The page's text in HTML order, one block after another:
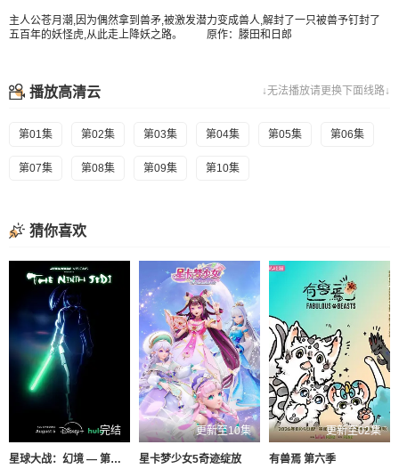
主人公苍月潮,因为偶然拿到兽矛,被激发潜力变成兽人,解封了一只被兽予钉封了
五百年的妖怪虎,从此走上降妖之路。 原作：滕田和日郎
↓无法播放请更换下面线路↓
播放高清云
第01集 第02集 第03集 第04集 第05集 第06集
第07集 第08集 第09集 第10集
猜你喜欢
完结
星球大战：幻境 — 第九个绝地武士
更新至10集
星卡梦少女5奇迹绽放
更新至02集
有兽焉 第六季